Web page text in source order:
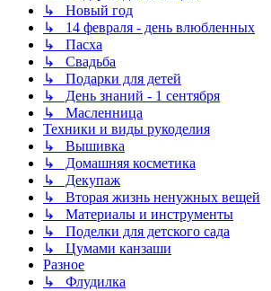
↳ Новый год
↳ 14 февраля - день влюбленных
↳ Пасха
↳ Свадьба
↳ Подарки для детей
↳ День знаний - 1 сентября
↳ Масленница
Техники и виды рукоделия
↳ Вышивка
↳ Домашняя косметика
↳ Декупаж
↳ Вторая жизнь ненужных вещей
↳ Материалы и инструменты
↳ Поделки для детского сада
↳ Цумами канзаши
Разное
↳ Флудилка